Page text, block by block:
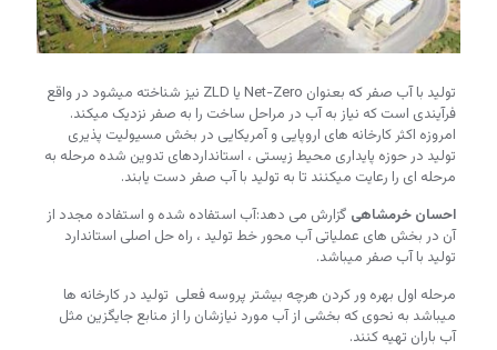
تولید با آب صفر که بعنوان Net-Zero یا ZLD نیز شناخته میشود در واقع
فرآیندی است که نیاز به آب در مراحل ساخت را به صفر نزدیک میکند.
امروزه اکثر کارخانه های اروپایی و آمریکایی در بخش مسیولیت پذیری
تولید در حوزه پایداری محیط زیستی ، استانداردهای تدوین شده مرحله به
مرحله ای را رعایت میکنند تا به تولید با آب صفر دست یابند.
احسان خرمشاهی گزارش می دهد:آب استفاده شده و استفاده مجدد از
آن در بخش های عملیاتی آب محور خط تولید ، راه حل اصلی استاندارد
تولید با آب صفر میباشد.
مرحله اول بهره ور کردن هرچه بیشتر پروسه فعلی تولید در کارخانه ها
میباشد به نحوی که بخشی از آب مورد نیازشان را از منابع جایگزین مثل
آب باران تهیه کنند.